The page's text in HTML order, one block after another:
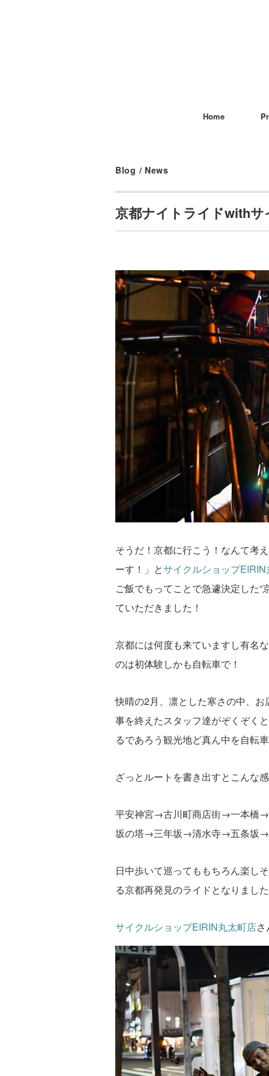
Home
Blog / News
京都ナイトライドwith
そうだ！京都に行こう！なんて考
ーす！」とサイクルショップ
ご飯でもってことで急遽決定した
ていただきました！
京都には何度も来ていますし有名
のは初体験しかも自転車で！
快晴の2月、凛とした寒さの中、
事を終えたスタッフ達がぞくぞく
るであろう観光地ど真ん中を自転
ざっとルートを書き出すとこんな
平安神宮→古川町商店街→一本橋
坂の塔→三年坂→清水寺→五条坂
日中歩いて巡ってももちろん楽し
る京都再発見のライドとなりまし
サイクルショップEIRIN丸太町店